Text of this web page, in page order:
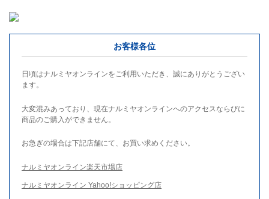
お客様各位
日頃はナルミヤオンラインをご利用いただき、誠にありがとうござい
ます。
大変混みあっており、現在ナルミヤオンラインへのアクセスならびに
商品のご購入ができません。
お急ぎの場合は下記店舗にて、お買い求めください。
ナルミヤオンライン楽天市場店
ナルミヤオンライン Yahoo!ショッピング店